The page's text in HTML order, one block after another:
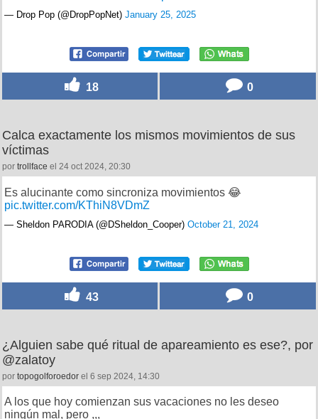
— Drop Pop (@DropPopNet) January 25, 2025
18 0
Calca exactamente los mismos movimientos de sus
víctimas
por trollface el 24 oct 2024, 20:30
Es alucinante como sincroniza movimientos 😂
pic.twitter.com/KThiN8VDmZ
— Sheldon PARODIA (@DSheldon_Cooper) October 21, 2024
43 0
¿Alguien sabe qué ritual de apareamiento es ese?, por
@zalatoy
por topogolforoedor el 6 sep 2024, 14:30
A los que hoy comienzan sus vacaciones no les deseo
ningún mal, pero ,,,